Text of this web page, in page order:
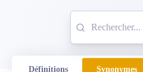
Définitions Synonymes